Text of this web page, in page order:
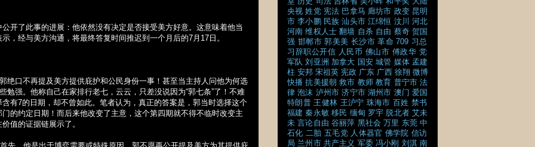
开了此事的进展：他依然没有决定是否接受美方好意。这意味着他当
，经与美方沟通，将最终答复时间推迟到一个月后的7月 17 日。
绝口不再提及美方提供庇护和公民身份一事！甚至当主持人问他为何选
勉强。他称自己在家排行老七，云云，只差没说因为“郭七条”了！不难
含有7的日期，却不曾如此。笔者认为，真正的答案是，郭当时选择这个
的约定日期！而后来他改变了主意，这个第四期就不得不临时改变主
值的证据链展示了。
央视 姓党 宪法 巴拿马 廊坊市 政变 昆明
市 李小鹏 民族 汕头市 江绵恒 汶川
河北
河南 维权人士 翻墙 自杀 自由 蔡奇 贺国
强 邯郸市 郭美美 长沙市 革命 709 习总
习辞职公开信 人民币 佛山市 傅政华 党
军队 刘亚洲 加拿大 国安 城管 媒体 孟建
柱 安邦 宋祖英 宪政 广东 广西 徐翔 微博
快播 抗美援朝 救市 教师 教育 普宁市 法
律 泡沫 泸州市 济宁市 湖州市 澳门 爱国
特朗普 王健林 王沪宁 珠海市 百姓 禁书
福建 秦永敏 移民 缅甸 罗宇 脱北者 艾未
未 言论自由 谷丽萍 黑社会 万里 东莞 中
石化 二胎 五毛党 人体器官 佛学院 信访
局 兰州市 共产主义 军委 冯小刚 刘淇 南